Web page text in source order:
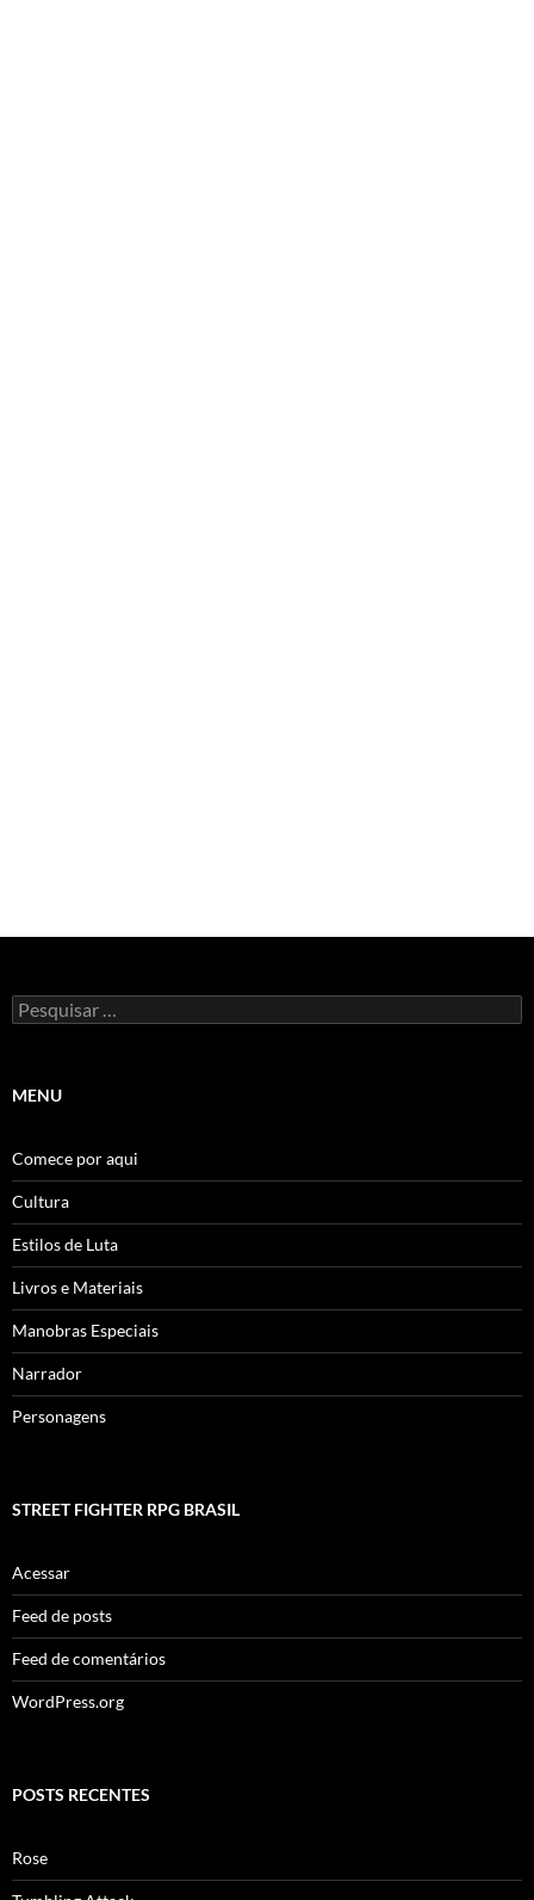
Pesquisar
por:
MENU
Comece por aqui
Cultura
Estilos de Luta
Livros e Materiais
Manobras Especiais
Narrador
Personagens
STREET FIGHTER RPG BRASIL
Acessar
Feed de posts
Feed de comentários
WordPress.org
POSTS RECENTES
Rose